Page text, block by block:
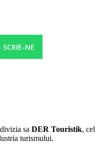
preparate culinare cu
NE
sa DER Touristik, cel
turismului.